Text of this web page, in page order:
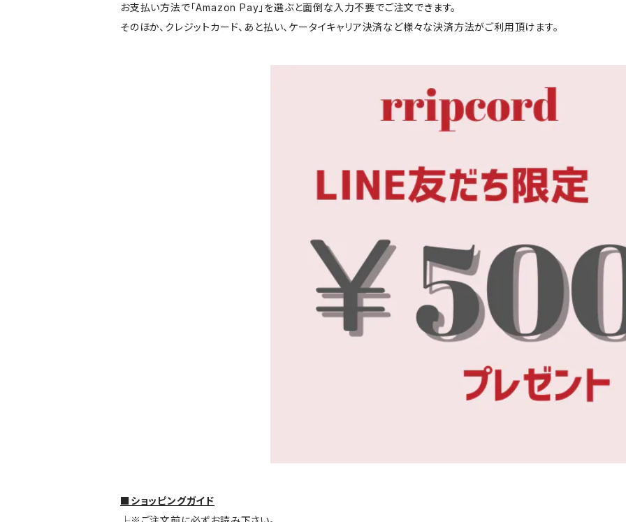
お支払い方法で「Amazon Pay」を選ぶと面倒な入力不要でご注文できます。
そのほか、クレジットカード、あと払い、ケータイキャリア決済など様々な決済方法がご利用頂けます。
■ショッピングガイド